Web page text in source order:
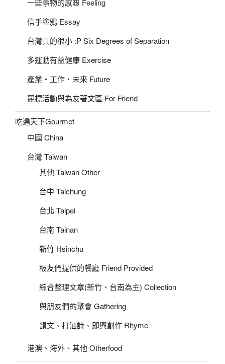
一些事物的感想 Feeling
信手塗鴉 Essay
台灣真的很小 :P Six Degrees of Separation
多運動有益健康 Exercise
產業‧工作‧未來 Future
競標活動與為友著文區 For Friend
吃遍天下Gourmet
中國 China
台灣 Taiwan
其他 Taiwan Other
台中 Taichung
台北 Taipei
台南 Tainan
新竹 Hsinchu
板友們提供的餐廳 Friend Provided
綜合整理文章(新竹、台南為主) Collection
與朋友們的聚會 Gathering
韻文、打油詩、即興創作 Rhyme
港澳、海外、其他 Otherfood